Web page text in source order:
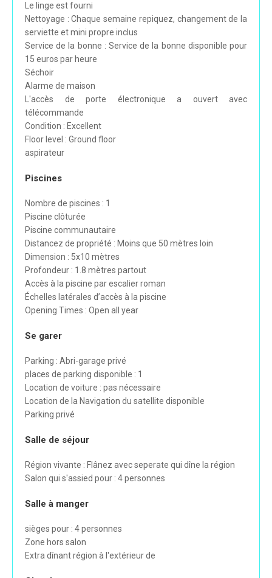
Le linge est fourni
Nettoyage : Chaque semaine repiquez, changement de la
serviette et mini propre inclus
Service de la bonne : Service de la bonne disponible pour
15 euros par heure
Séchoir
Alarme de maison
L'accès de porte électronique a ouvert avec
télécommande
Condition : Excellent
Floor level : Ground floor
aspirateur
Piscines
Nombre de piscines : 1
Piscine clôturée
Piscine communautaire
Distancez de propriété : Moins que 50 mètres loin
Dimension : 5x10 mètres
Profondeur : 1.8 mètres partout
Accès à la piscine par escalier roman
Échelles latérales d’accès à la piscine
Opening Times : Open all year
Se garer
Parking : Abri-garage privé
places de parking disponible : 1
Location de voiture : pas nécessaire
Location de la Navigation du satellite disponible
Parking privé
Salle de séjour
Région vivante : Flânez avec seperate qui dîne la région
Salon qui s'assied pour : 4 personnes
Salle à manger
sièges pour : 4 personnes
Zone hors salon
Extra dînant région à l'extérieur de